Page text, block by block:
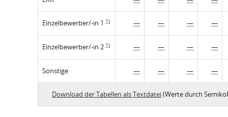
Einzelbewerber/-in 1 1) — — — —
Einzelbewerber/-in 2 1) — — — —
Sonstige — — — —
Download der Tabellen als Textdatei(Werte durch